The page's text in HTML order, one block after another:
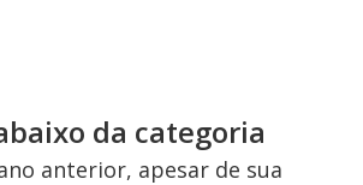
da categoria
anterior, apesar de sua